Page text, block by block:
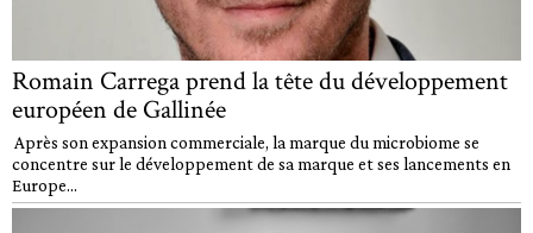
Romain Carrega prend la tête du développement
européen de Gallinée
Après son expansion commerciale, la marque du microbiome se
concentre sur le développement de sa marque et ses lancements en
Europe...